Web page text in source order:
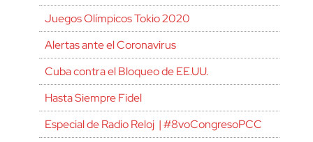
Juegos Olímpicos Tokio 2020
Alertas ante el Coronavirus
Cuba contra el Bloqueo de EE.UU.
Hasta Siempre Fidel
Especial de Radio Reloj | #8voCongresoPCC